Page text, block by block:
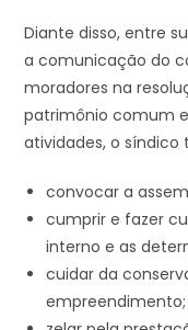
Diante disso, entre
a comunicação do
moradores na
patrimônio comum e
atividades, o síndico
convocar a
cumprir e fazer
interno e as
cuidar da
empreendimento;